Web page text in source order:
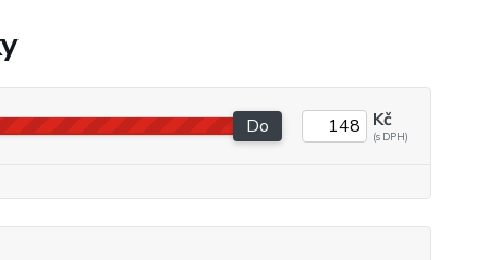
Do Kč